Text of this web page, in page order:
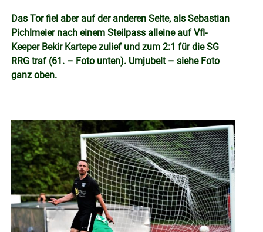
Das Tor fiel aber auf der anderen Seite, als Sebastian
Pichlmeier nach einem Steilpass alleine auf Vfl-
Keeper Bekir Kartepe zulief und zum 2:1 für die SG
RRG traf (61. – Foto unten). Umjubelt – siehe Foto
ganz oben.